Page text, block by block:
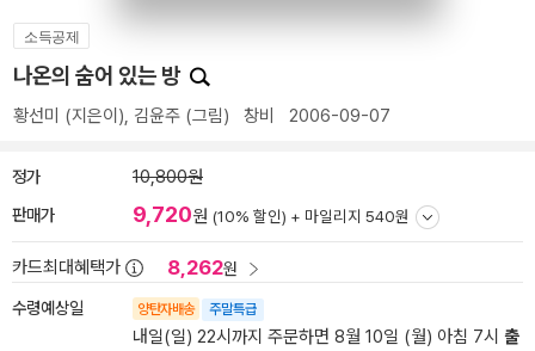
소득공제
나온의 숨어 있는 방
황선미 (지은이), 김윤주 (그림) 창비 2006-09-07
정가 10,800원
판매가 9,720원 (10% 할인) + 마일리지 540원
카드최대혜택가 8,262원
수령예상일 양탄자배송 주말특급
내일(일) 22시까지 주문하면 8월 10일 (월) 아침 7시 출